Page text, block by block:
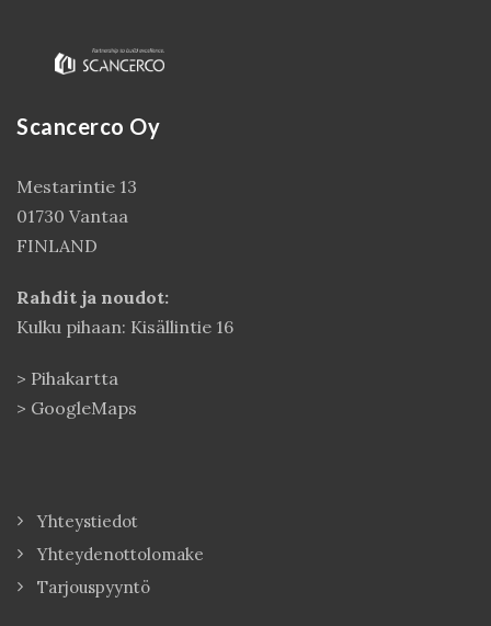
Scancerco Oy
Mestarintie 13
01730 Vantaa
FINLAND
Rahdit ja noudot:
Kulku pihaan: Kisällintie 16
> Pihakartta
> GoogleMaps
Yhteystiedot
Yhteydenottolomake
Tarjouspyyntö